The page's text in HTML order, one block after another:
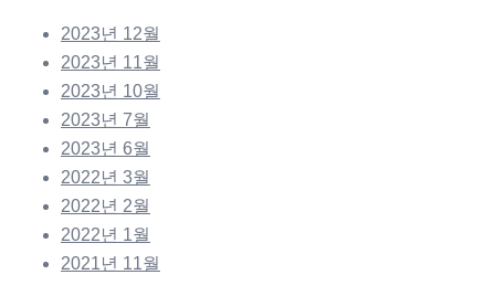
2023년 12월
2023년 11월
2023년 10월
2023년 7월
2023년 6월
2022년 3월
2022년 2월
2022년 1월
2021년 11월